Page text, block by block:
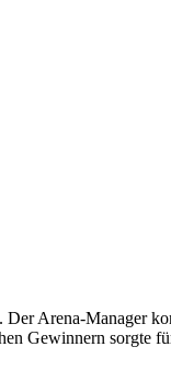
Arena-Manager
Gewinnern sorgte